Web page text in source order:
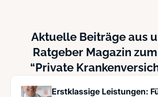
Aktuelle Beiträge aus
Ratgeber Magazin
“Private
Erstklassige Leistungen: